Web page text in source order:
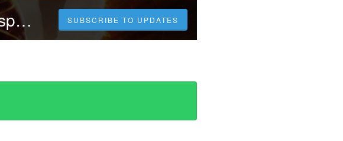
Ver Flash (2023) | Película completa | Español y Latino Gratis SUBSCRIBE TO UPDATES